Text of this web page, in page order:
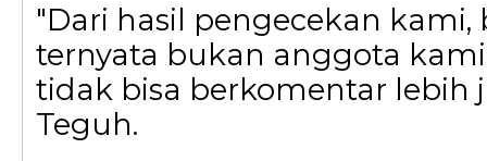
"Dari hasil pengecekan kami,
ternyata bukan anggota
tidak bisa berkomentar lebih
Teguh.